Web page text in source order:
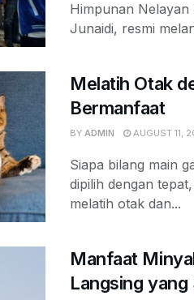
Himpunan
Junaidi, resmi
Melatih Otak
Bermanfaat
BY ADMIN AUGUST 11,
Siapa bilang main
dipilih dengan
melatih otak dan...
Manfaat
Langsing yang